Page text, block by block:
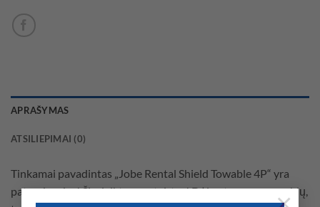
APRAŠYMAS
ATSILIEPIMAI (0)
Tinkamai pavadintas „Jobe Rental Shield Towable 4P“ yra
patvariausias! Šis daiktas yra tvirtas! Dėl patvarumo savybių,